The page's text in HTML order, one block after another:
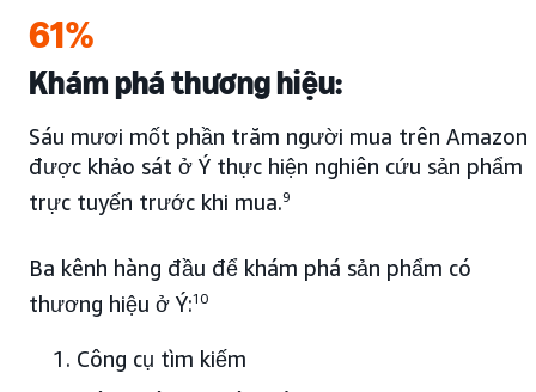
61%
Khám phá thương hiệu:
Sáu mươi mốt phần trăm người mua trên Amazon
được khảo sát ở Ý thực hiện nghiên cứu sản phẩm
trực tuyến trước khi mua.9
Ba kênh hàng đầu để khám phá sản phẩm có
thương hiệu ở Ý:10
Công cụ tìm kiếm